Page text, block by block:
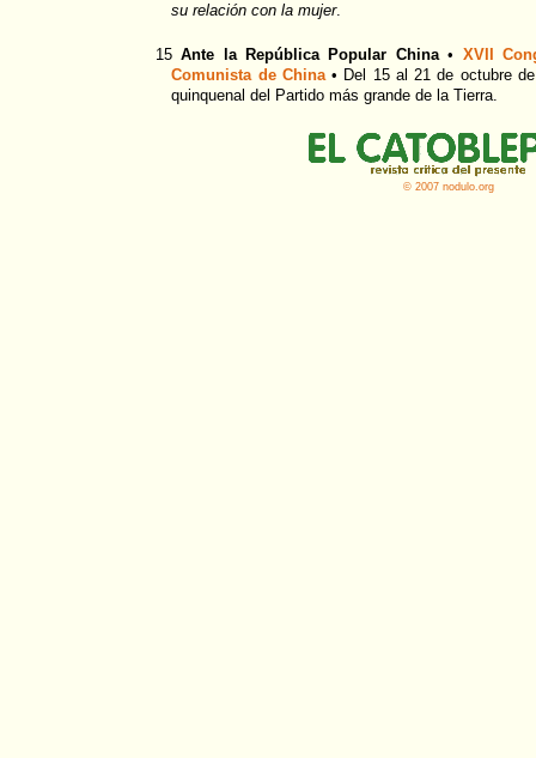
su relación con la mujer.
15Ante la República Popular China• XVII
Comunista de China• Del 15 al 21 de octubre
quinquenal del Partido más grande de la Tierra.
© 2007 nodulo.org